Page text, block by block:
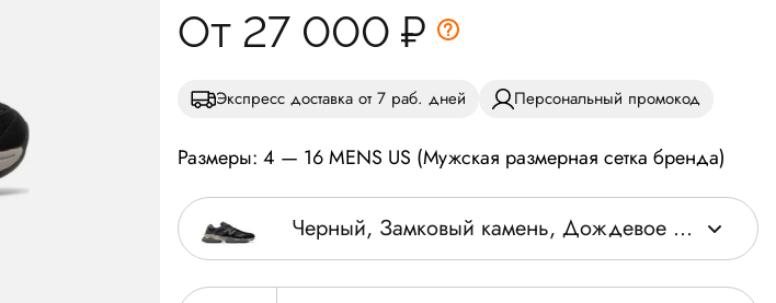
От 27 000 ₽
Экспресс доставка от 7 раб. дней Персональный промокод
Размеры: 4 — 16 MENS US (Мужская размерная сетка бренда)
Черный, Замковый камень, Дождевое облако